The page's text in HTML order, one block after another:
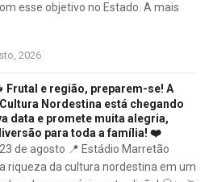
esse objetivo no Estado. A mais
2026
Frutal e região, preparem-se! A
Nordestina está chegando
data e promete muita alegria,
para toda a família! ❤️
de agosto 📍 Estádio Marretão
riqueza da cultura nordestina em um